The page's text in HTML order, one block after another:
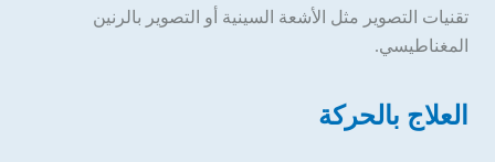
تقنيات التصوير مثل الأشعة السينية أو التصوير بالرنين
المغناطيسي.
العلاج بالحركة